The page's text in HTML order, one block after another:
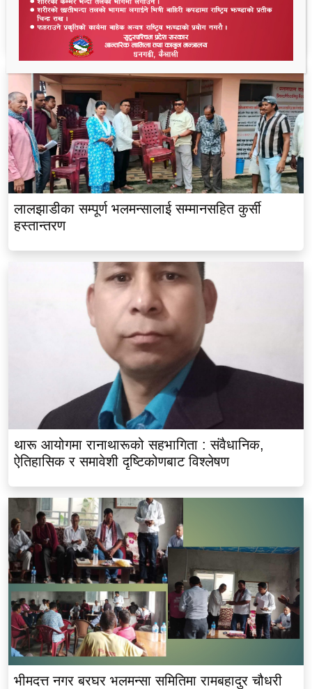
धनगढीको के जी अस्पतालमा मृत्यु प्रकरण: २२ लाखमा
केस रफादफा
लालझाडीका सम्पूर्ण भलमन्सालाई सम्मानसहित कुर्सी
हस्तान्तरण
थारू आयोगमा रानाथारूको सहभागिता : संवैधानिक,
ऐतिहासिक र समावेशी दृष्टिकोणबाट विश्लेषण
भीमदत्त नगर बरघर भलमन्सा समितिमा रामबहादुर चौधरी